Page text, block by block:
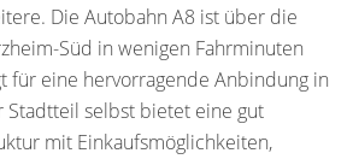
Die Autobahn A8 ist über die
Süd in wenigen Fahrminuten
für eine hervorragende Anbindung in
Stadtteil selbst bietet eine gut
mit Einkaufsmöglichkeiten,